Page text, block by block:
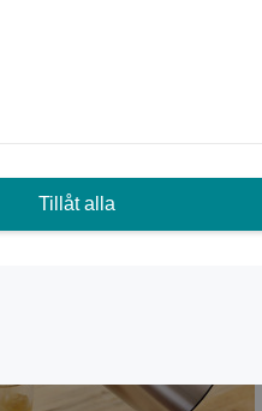
Tillåt alla